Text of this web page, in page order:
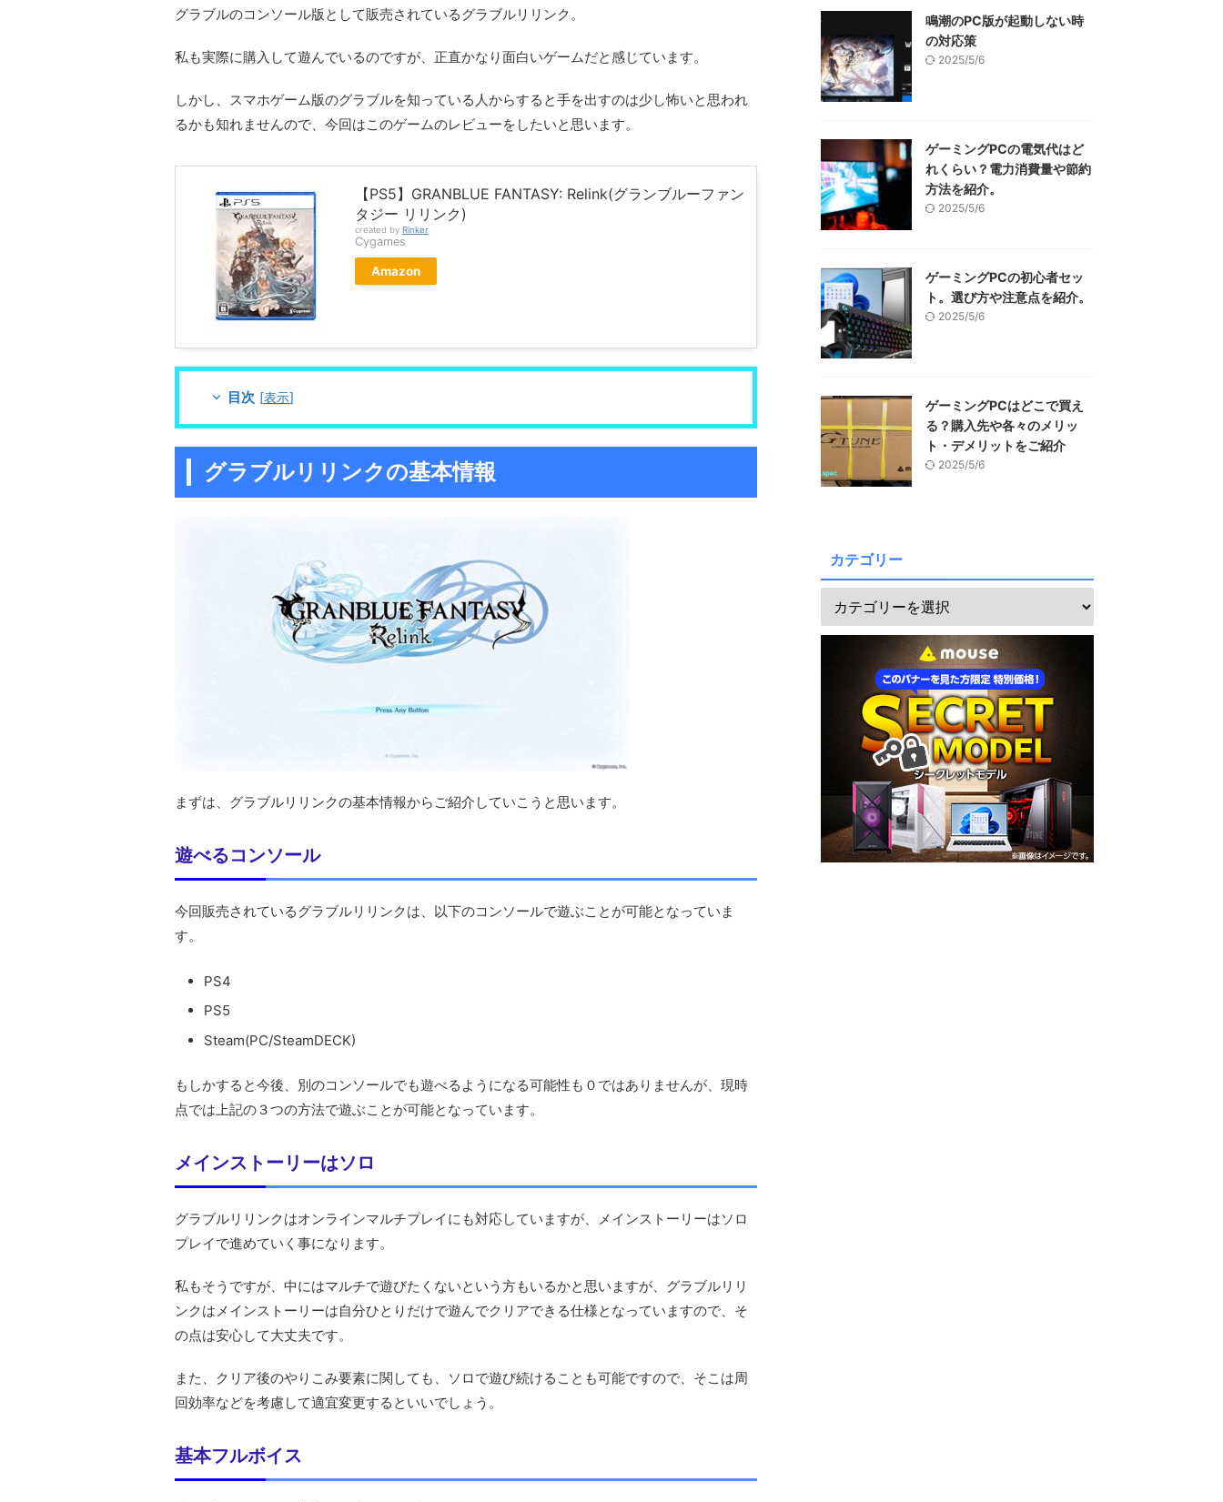
グラブルのコンソール版として販売されているグラブルリリンク。
私も実際に購入して遊んでいるのですが、正直かなり面白いゲームだと感じています。
しかし、スマホゲーム版のグラブルを知っている人からすると手を出すのは少し怖いと思われ
るかも知れませんので、今回はこのゲームのレビューをしたいと思います。
【PS5】GRANBLUE FANTASY: Relink(グランブルーファン
タジー リリンク)
created by Rinker
Cygames
Amazon
目次 [表示]
グラブルリリンクの基本情報
まずは、グラブルリリンクの基本情報からご紹介していこうと思います。
遊べるコンソール
今回販売されているグラブルリリンクは、以下のコンソールで遊ぶことが可能となっていま
す。
PS4
PS5
Steam(PC/SteamDECK)
もしかすると今後、別のコンソールでも遊べるようになる可能性も０ではありませんが、現時
点では上記の３つの方法で遊ぶことが可能となっています。
メインストーリーはソロ
グラブルリリンクはオンラインマルチプレイにも対応していますが、メインストーリーはソロ
プレイで進めていく事になります。
私もそうですが、中にはマルチで遊びたくないという方もいるかと思いますが、グラブルリリ
ンクはメインストーリーは自分ひとりだけで遊んでクリアできる仕様となっていますので、そ
の点は安心して大丈夫です。
また、クリア後のやりこみ要素に関しても、ソロで遊び続けることも可能ですので、そこは周
回効率などを考慮して適宜変更するといいでしょう。
基本フルボイス
鳴潮のPC版が起動しない時
の対応策
2025/5/6
ゲーミングPCの電気代はど
れくらい？電力消費量や節約
方法を紹介。
2025/5/6
ゲーミングPCの初心者セッ
ト。選び方や注意点を紹介。
2025/5/6
ゲーミングPCはどこで買え
る？購入先や各々のメリッ
ト・デメリットをご紹介
2025/5/6
カテゴリー